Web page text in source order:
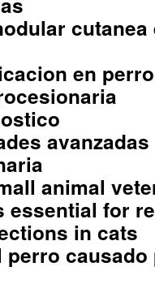
cutanea
en
animal
essential for
in cats
perro